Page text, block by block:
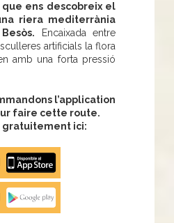
ens descobreix el
riera mediterrània
Encaixada entre
artificials la flora
amb una forta pressió
l’application
faire cette route.
ici: